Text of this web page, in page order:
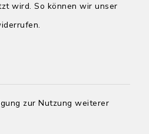
wird. So können wir unser
zur Nutzung weiterer